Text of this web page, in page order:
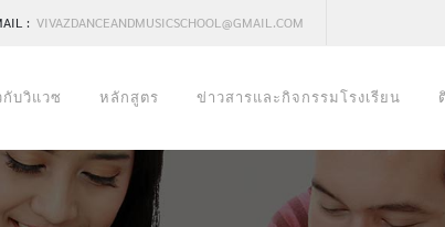
: VIVAZDANCEANDMUSICSCHOOL@GMAIL.COM
กับวิแวซ หลักสูตร ข่าวสารและกิจกรรมโรงเรียน